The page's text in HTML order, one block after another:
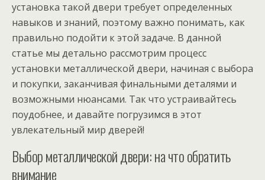
установка такой двери требует определенных
навыков и знаний, поэтому важно понимать, как
правильно подойти к этой задаче. В данной
статье мы детально рассмотрим процесс
установки металлической двери, начиная с выбора
и покупки, заканчивая финальными деталями и
возможными нюансами. Так что устраивайтесь
поудобнее, и давайте погрузимся в этот
увлекательный мир дверей!
Выбор металлической двери: на что обратить
внимание